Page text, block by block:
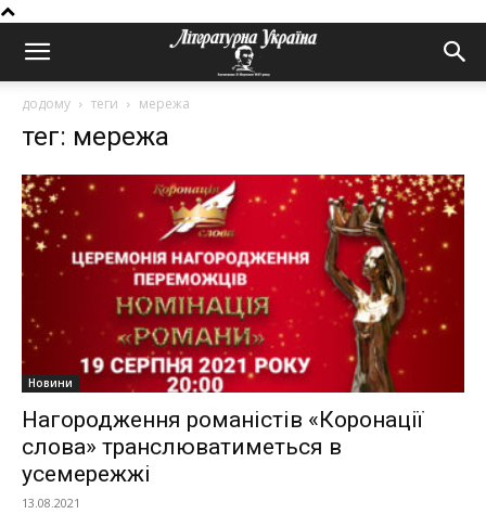
додому теги мережа
тег: мережа
Новини
Нагородження романістів «Коронації
слова» транслюватиметься в
усемережжі
13.08.2021